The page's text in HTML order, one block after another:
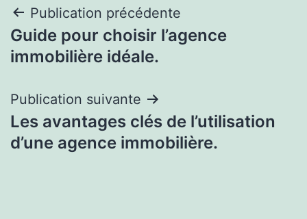
Navigation
de
Publication précédente
Guide pour choisir l’agence
immobilière idéale.
Publication suivante
Les avantages clés de l’utilisation
d’une agence immobilière.